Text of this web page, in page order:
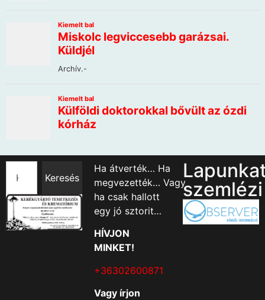
Keresés
Ha átverték… Ha
megvezették… Vagy
ha csak hallott
egy jó sztorit…
HÍVJON
MINKET!
+36302600871
Vagy írjon
szemlézi